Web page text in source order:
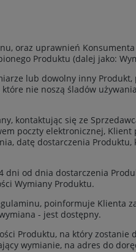
oraz uprawnień
Produktu (dalej jako:
lub dowolny inny
nie noszą śladów
kontaktując się ze
poczty elektronicznej,
datę dostarczenia
od dnia dostarczenia
Wymiany Produktu.
poinformuje Klienta
- jest dostępny.
Produktu, na który zostanie
wymianie, na adres do